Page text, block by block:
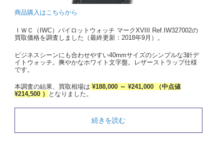
商品購入はこちらから
ＩＷＣ（IWC）パイロットウォッチ マークXVIII Ref.IW327002の
買取価格を調査しました（最終更新：2018年9月）。
ビジネスシーンにも合わせやすい40mmサイズのシンプルな3針デ
イトウォッチ。爽やかなホワイト文字盤。レザーストラップ仕様
です。
本調査の結果、買取相場は ¥188,000 ～ ¥241,000 （中点値
¥214,500 ）
となりました。
続きを読む